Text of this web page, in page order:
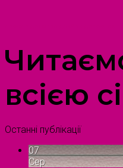
всією
Останні публікації
07
Сер